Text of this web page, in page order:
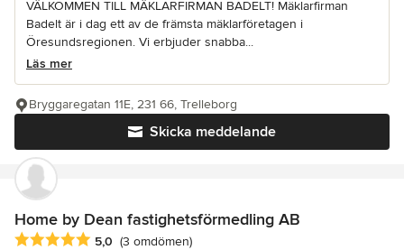
VÄLKOMMEN TILL MÄKLARFIRMAN BADELT! Mäklarfirman
Badelt är i dag ett av de främsta mäklarföretagen i
Öresundsregionen. Vi erbjuder snabba...
Läs mer
Skicka meddelande
Bryggaregatan 11E, 231 66, Trelleborg
Home by Dean fastighetsförmedling AB
Genomsnittligt omdöme: 5 av 5 stjärnor
5,0 (3 omdömen)